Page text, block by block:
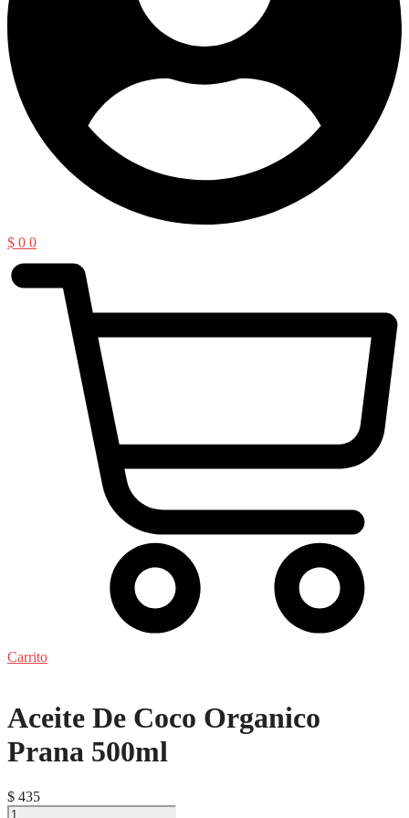
$ 0 0
Carrito
Aceite De Coco Organico
Prana 500ml
$ 435
Aceite